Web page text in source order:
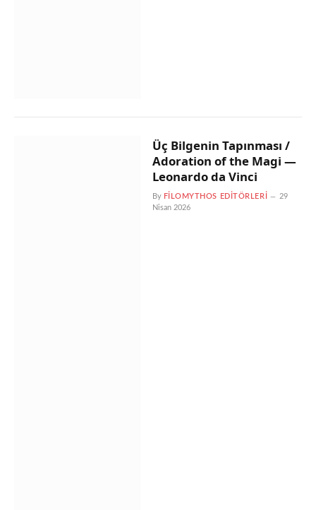
Üç Bilgenin Tapınması /
Adoration of the Magi —
Leonardo da Vinci
By FILOMYTHOS EDITÖRLERI
29
Nisan 2026